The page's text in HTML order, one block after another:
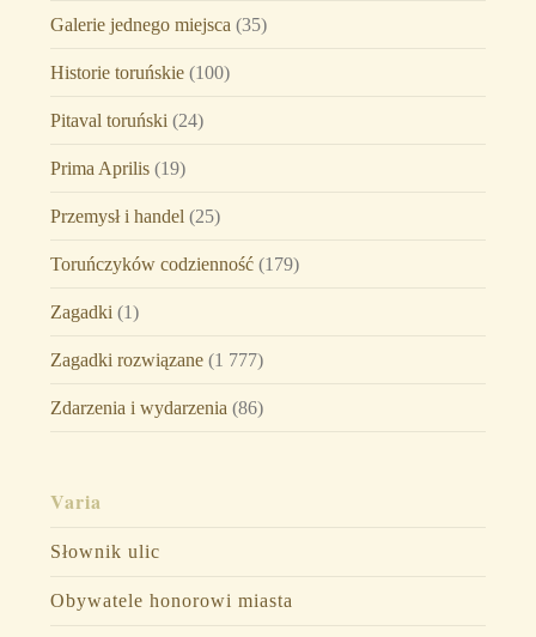
Galerie jednego miejsca (35)
Historie toruńskie(100)
Pitaval toruński (24)
Prima Aprilis(19)
Przemysł i handel (25)
Toruńczyków codzienność(179)
Zagadki (1)
Zagadki rozwiązane(1 777)
Zdarzenia i wydarzenia (86)
Varia
Słownik ulic
Obywatele honorowi miasta